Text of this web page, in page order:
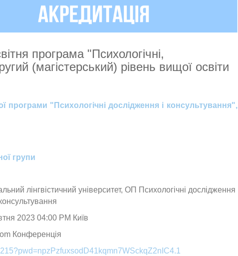
програма "Психологічні,
(магістерський) рівень вищої освіти
програми "Психологічні дослідження і консультування",
групи
лінгвістичний університет, ОП Психологічні дослідження
2023 04:00 PM Київ
Конференція